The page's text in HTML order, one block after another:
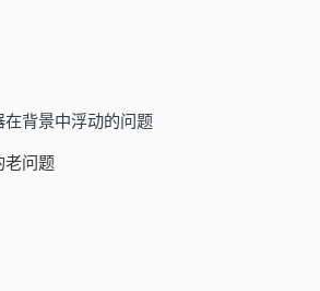
背景中浮动的问题
老问题